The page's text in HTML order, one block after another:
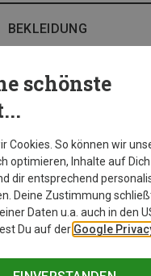
BEKLEIDUNG
schönste
Cookies. So können wir
optimieren, Inhalte auf Dich
dir entsprechend
Deine Zustimmung
Daten u.a. auch in den
Du auf der Google